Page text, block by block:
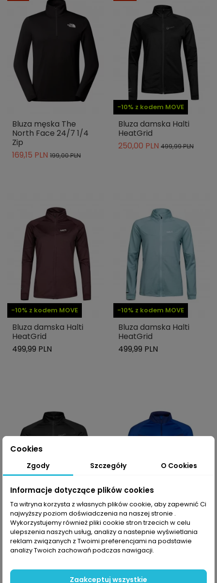
Bluza męska The
North Face 24/7 1/4
Zip
169,15 PLN 199,00 PLN
-10% z kodem MOVE
Bluza damska Halti
HeatGrid
250,00 PLN 499,99 PLN
-10% z kodem MOVE
Bluza damska Halti
HeatGrid
499,99 PLN
-10% z kodem MOVE
Bluza damska Halti
HeatGrid
499,99 PLN
-10% z kodem MOVE
Bluza męska Halti
HeatGrid
449,99 PLN
-10% z kodem MOVE
Bluza męska Halti
HeatGrid
449,99 PLN
Cookies
Zgody Szczegóły O Cookies
Informacje dotyczące plików cookies
Ta witryna korzysta z własnych plików cookie, aby zapewnić Ci
najwyższy poziom doświadczenia na naszej stronie .
Wykorzystujemy również pliki cookie stron trzecich w celu
ulepszenia naszych usług, analizy a nastepnie wyświetlania
reklam związanych z Twoimi preferencjami na podstawie
analizy Twoich zachowań podczas nawigacji.
Zaakceptuj wszystkie